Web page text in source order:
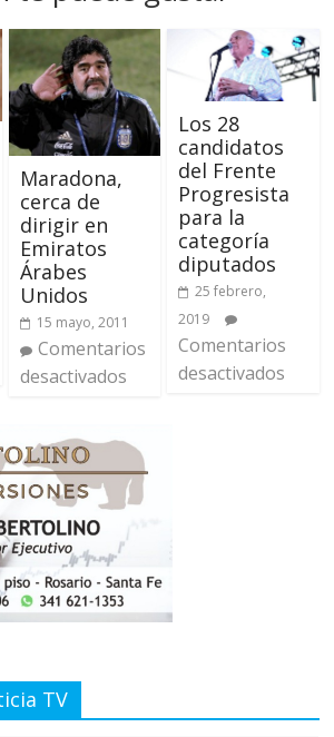
Maradona,
cerca de
dirigir en
Emiratos
Árabes
Unidos
15 mayo, 2011
Comentarios
desactivados
Los 28
candidatos
del Frente
Progresista
para la
categoría
diputados
25 febrero,
2019
Comentarios
desactivados
TV